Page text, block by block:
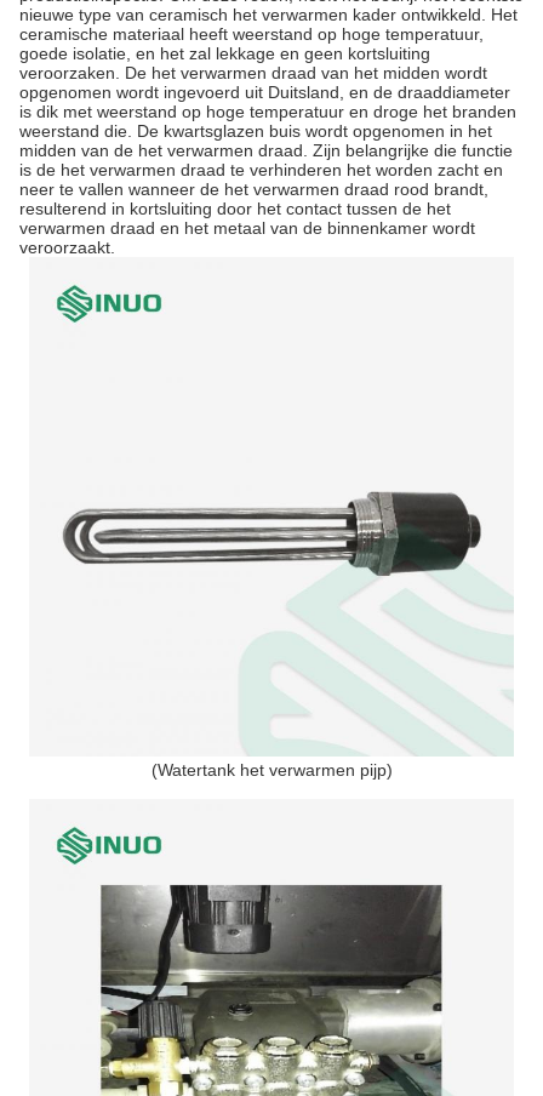
nieuwe type van ceramisch het verwarmen kader ontwikkeld. Het
ceramische materiaal heeft weerstand op hoge temperatuur,
goede isolatie, en het zal lekkage en geen kortsluiting
veroorzaken. De het verwarmen draad van het midden wordt
opgenomen wordt ingevoerd uit Duitsland, en de draaddiameter
is dik met weerstand op hoge temperatuur en droge het branden
weerstand die. De kwartsglazen buis wordt opgenomen in het
midden van de het verwarmen draad. Zijn belangrijke die functie
is de het verwarmen draad te verhinderen het worden zacht en
neer te vallen wanneer de het verwarmen draad rood brandt,
resulterend in kortsluiting door het contact tussen de het
verwarmen draad en het metaal van de binnenkamer wordt
veroorzaakt.
(Watertank het verwarmen pijp)